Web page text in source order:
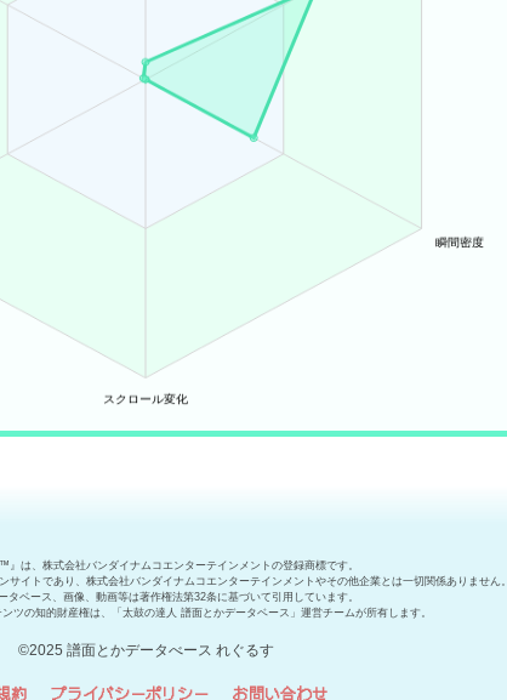
™』は、株式会社バンダイナムコエンターテインメントの登録商標です。
イトであり、株式会社バンダイナムコエンターテインメントやその他企業とは一切関係ありません。
タベース、画像、動画等は著作権法第32条に基づいて引用しています。
ツの知的財産権は、「太鼓の達人 譜面とかデータベース」運営チームが所有します。
©2025 譜面とかデータべース れぐるす
約 プライバシーポリシー お問い合わせ